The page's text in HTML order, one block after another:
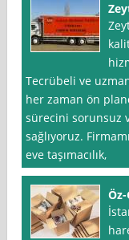
Tecrübeli ve
her zaman ön
sürecini sorunsuz
sağlıyoruz.
eve taşımacılık,